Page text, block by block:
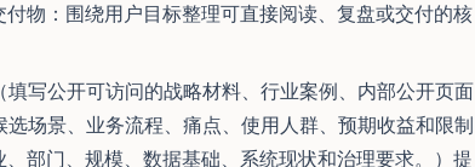
物：围绕用户目标整理可直接阅读、复盘或交付的核
写公开可访问的战略材料、行业案例、内部公开页面
场景、业务流程、痛点、使用人群、预期收益和限制
部门、规模、数据基础、系统现状和治理要求。）提